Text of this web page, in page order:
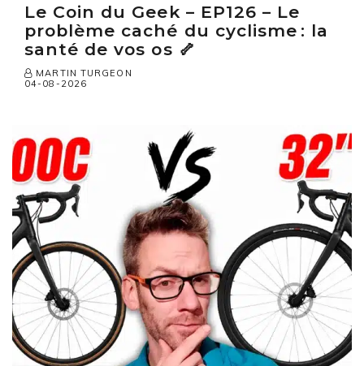
Le Coin du Geek – EP126 – Le
problème caché du cyclisme : la
santé de vos os 🦴
MARTIN TURGEON
04-08-2026